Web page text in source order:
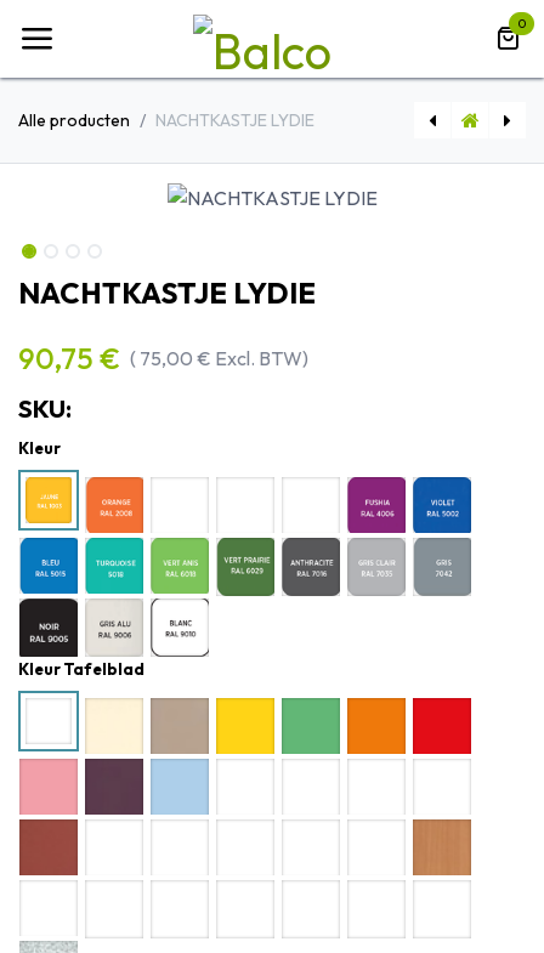
0
Alle producten NACHTKASTJE LYDIE
NACHTKASTJE LYDIE
90,75 € ( 75,00 € Excl. BTW)
SKU:
Kleur
Kleur Tafelblad